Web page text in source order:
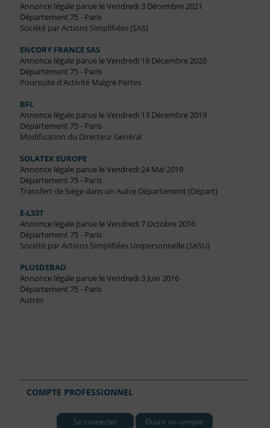
Annonce légale parue le Vendredi 3 Décembre 2021
Département 75 - Paris
Société par Actions Simplifiées (SAS)
ENCORY FRANCE SAS
Annonce légale parue le Vendredi 18 Décembre 2020
Département 75 - Paris
Poursuite d'Activité Malgré Pertes
BFL
Annonce légale parue le Vendredi 13 Décembre 2019
Département 75 - Paris
Modification du Directeur Général
SOLATEX EUROPE
Annonce légale parue le Vendredi 24 Mai 2019
Département 75 - Paris
Transfert de Siège dans un Autre Département (Départ)
E-L33T
Annonce légale parue le Vendredi 7 Octobre 2016
Département 75 - Paris
Société par Actions Simplifiées Unipersonnelle (SASU)
PLUSDEBAD
Annonce légale parue le Vendredi 3 Juin 2016
Département 75 - Paris
Autres
COMPTE PROFESSIONNEL
Se connecter Ouvrir un compte